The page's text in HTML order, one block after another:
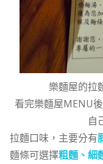
樂麵屋的拉
看完樂麵屋MENU
自
拉麵口味，主要分有
麵條可選擇粗麵、細